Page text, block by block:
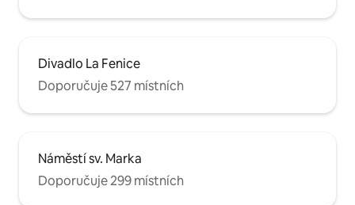
Divadlo La Fenice
Doporučuje 527 místních
Náměstí sv. Marka
Doporučuje 299 místních